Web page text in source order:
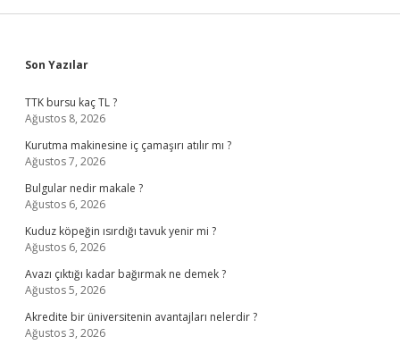
Sidebar
Son Yazılar
TTK bursu kaç TL ?
Ağustos 8, 2026
Kurutma makinesine iç çamaşırı atılır mı ?
Ağustos 7, 2026
Bulgular nedir makale ?
Ağustos 6, 2026
Kuduz köpeğin ısırdığı tavuk yenir mi ?
Ağustos 6, 2026
Avazı çıktığı kadar bağırmak ne demek ?
Ağustos 5, 2026
Akredite bir üniversitenin avantajları nelerdir ?
Ağustos 3, 2026